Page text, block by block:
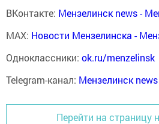
ВКонтакте: Мензелинск news -
MAX: Новости Мензелинска -
Одноклассники: ok.ru/menzelinsk
Telegram-канал: Мензелинск
Перейти на страницу